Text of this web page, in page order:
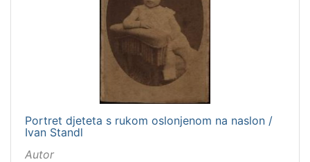
Portret djeteta s rukom oslonjenom na naslon /
Ivan Standl
Autor